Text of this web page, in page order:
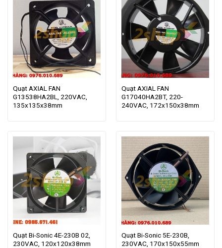
Quạt AXIAL FAN
G13538HA2BL, 220VAC,
135x135x38mm
Quạt AXIAL FAN
G17040HA2BT, 220-
240VAC, 172x150x38mm
Quạt Bi-Sonic 4E-230B 02,
230VAC, 120x120x38mm
Quạt Bi-Sonic 5E-230B,
230VAC, 170x150x55mm